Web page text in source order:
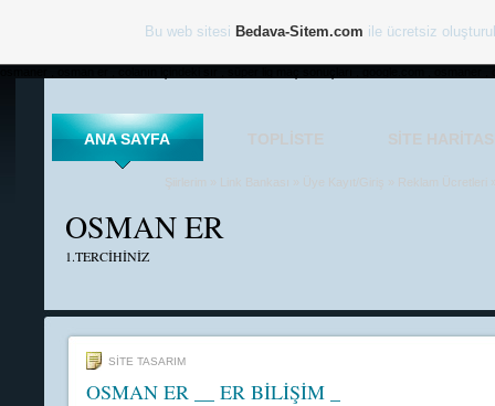
ANA SAYFA TOPLISTE SITE
Şiirlerim Link Bankası Üye Kayıt/Giriş Reklam Ücretleri
OSMAN ER
1.TERCİHİNİZ
SİTE TASARIM
OSMAN ER __ ER BİLİŞİM _
Bu web sitesi Bedava-Sitem.com ile ücretsiz